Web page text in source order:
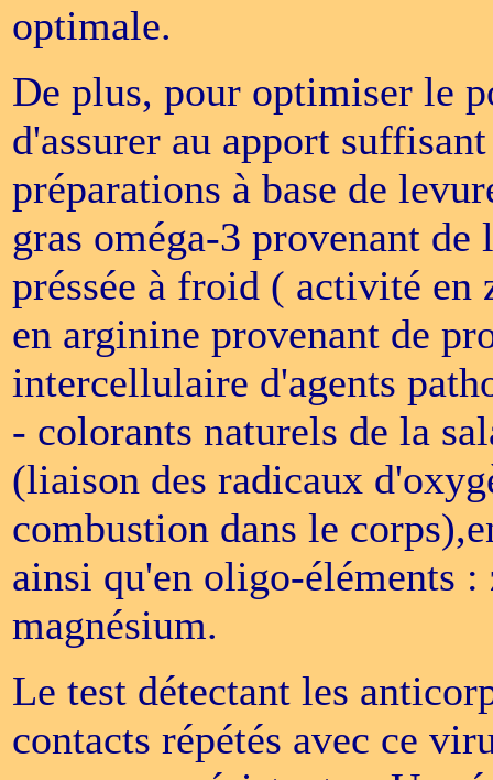
optimale.
De plus, pour optimiser le
d'assurer au apport
préparations à base de
gras oméga-3 provenant
préssée à froid ( activité en
en arginine provenant de
intercellulaire d'agents
- colorants naturels de la
(liaison des radicaux
combustion dans le
ainsi qu'en oligo-éléments
magnésium.
Le test détectant les
contacts répétés avec ce